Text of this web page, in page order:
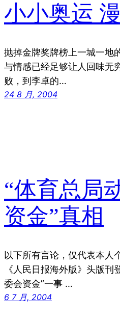
小小奥运
抛掉金牌奖牌榜上一城一地
与情感已经足够让人回味无
败，到李卓的…
24 8 月, 2004
“体育总局
资金”真相
以下所有言论，仅代表本人
《人民日报海外版》头版刊
委会资金”一事 …
6 7 月, 2004